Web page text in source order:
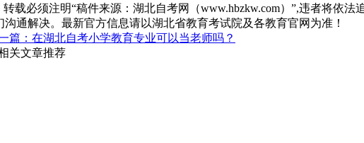
载必须注明“稿件来源：湖北自考网（www.hbzkw.com）”,违者将依法
通解决。最新官方信息请以湖北省教育考试院及各教育官网为准！
篇：在湖北自考小学教育专业可以当老师吗？
关文章推荐